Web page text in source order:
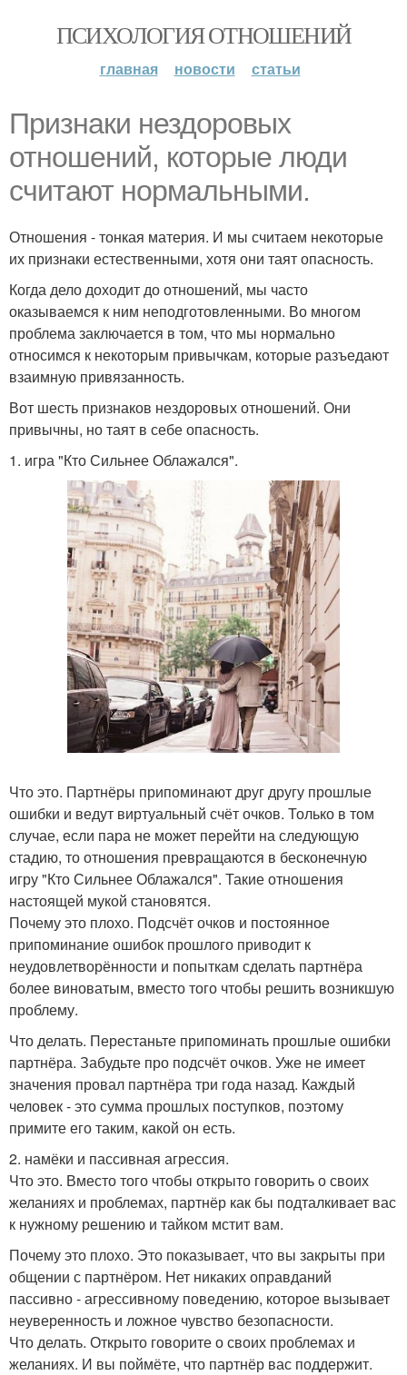
ПСИХОЛОГИЯ ОТНОШЕНИЙ
главная новости статьи
Признаки нездоровых
отношений, которые люди
считают нормальными.
Отношения - тонкая материя. И мы считаем некоторые
их признаки естественными, хотя они таят опасность.
Когда дело доходит до отношений, мы часто
оказываемся к ним неподготовленными. Во многом
проблема заключается в том, что мы нормально
относимся к некоторым привычкам, которые разъедают
взаимную привязанность.
Вот шесть признаков нездоровых отношений. Они
привычны, но таят в себе опасность.
1. игра "Кто Сильнее Облажался".
Что это. Партнёры припоминают друг другу прошлые
ошибки и ведут виртуальный счёт очков. Только в том
случае, если пара не может перейти на следующую
стадию, то отношения превращаются в бесконечную
игру "Кто Сильнее Облажался". Такие отношения
настоящей мукой становятся.
Почему это плохо. Подсчёт очков и постоянное
припоминание ошибок прошлого приводит к
неудовлетворённости и попыткам сделать партнёра
более виноватым, вместо того чтобы решить возникшую
проблему.
Что делать. Перестаньте припоминать прошлые ошибки
партнёра. Забудьте про подсчёт очков. Уже не имеет
значения провал партнёра три года назад. Каждый
человек - это сумма прошлых поступков, поэтому
примите его таким, какой он есть.
2. намёки и пассивная агрессия.
Что это. Вместо того чтобы открыто говорить о своих
желаниях и проблемах, партнёр как бы подталкивает вас
к нужному решению и тайком мстит вам.
Почему это плохо. Это показывает, что вы закрыты при
общении с партнёром. Нет никаких оправданий
пассивно - агрессивному поведению, которое вызывает
неуверенность и ложное чувство безопасности.
Что делать. Открыто говорите о своих проблемах и
желаниях. И вы поймёте, что партнёр вас поддержит.